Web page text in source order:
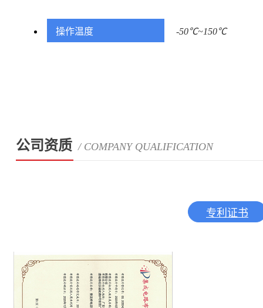
操作温度 -50℃~150℃
公司资质 / COMPANY QUALIFICATION
专利证书